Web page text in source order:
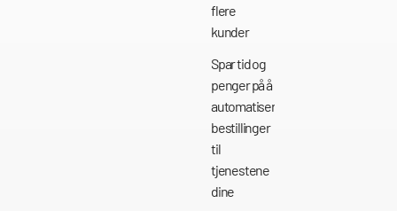
flere
kunder
Spar tid og
penger på å
automatisere
bestillinger
til
tjenestene
dine